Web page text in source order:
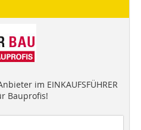
im EINKAUFSFÜHRER
Bauprofis!